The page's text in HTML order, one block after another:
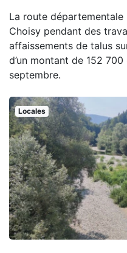
La route
Choisy pendant des
affaissements de talus
d’un montant de 152
septembre.
Locales